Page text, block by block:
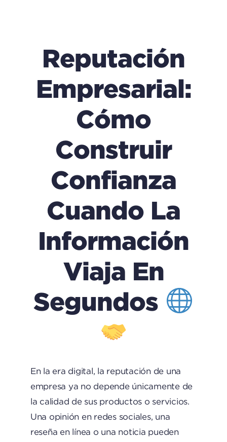
Reputación
Empresarial:
Cómo
Construir
Confianza
Cuando La
Información
Viaja En
Segundos
En la era digital, la reputación de una
empresa ya no depende únicamente de
la calidad de sus productos o servicios.
Una opinión en redes sociales, una
reseña en línea o una noticia pueden